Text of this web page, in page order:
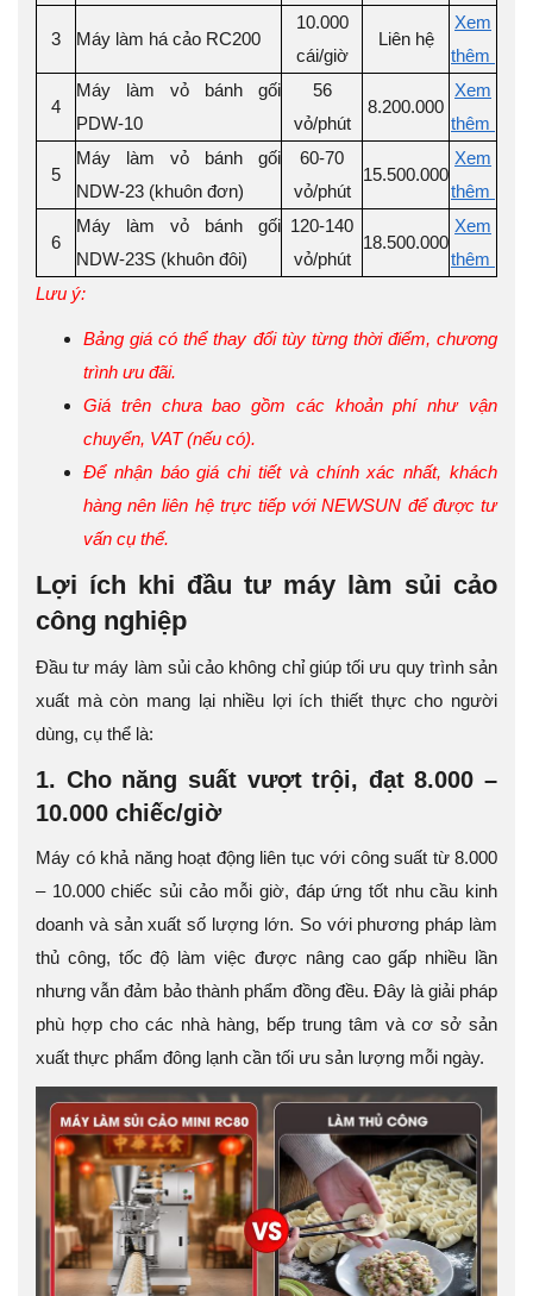
3 Máy làm há cảo RC200
10.000
cái/giờ
Liên hệ
Xem
thêm
4
Máy làm vỏ bánh gối
PDW-10
56
vỏ/phút
8.200.000
Xem
thêm
5
Máy làm vỏ bánh gối
NDW-23 (khuôn đơn)
60-70
vỏ/phút
15.500.000
Xem
thêm
6
Máy làm vỏ bánh gối
NDW-23S (khuôn đôi)
120-140
vỏ/phút
18.500.000
Xem
thêm
Lưu ý:
Bảng giá có thể thay đổi tùy từng thời điểm, chương
trình ưu đãi.
Giá trên chưa bao gồm các khoản phí như vận
chuyển, VAT (nếu có).
Để nhận báo giá chi tiết và chính xác nhất, khách
hàng nên liên hệ trực tiếp với NEWSUN để được tư
vấn cụ thể.
Lợi ích khi đầu tư máy làm sủi cảo
công nghiệp
Đầu tư máy làm sủi cảo không chỉ giúp tối ưu quy trình sản
xuất mà còn mang lại nhiều lợi ích thiết thực cho người
dùng, cụ thể là:
1. Cho năng suất vượt trội, đạt 8.000 –
10.000 chiếc/giờ
Máy có khả năng hoạt động liên tục với công suất từ 8.000
– 10.000 chiếc sủi cảo mỗi giờ, đáp ứng tốt nhu cầu kinh
doanh và sản xuất số lượng lớn. So với phương pháp làm
thủ công, tốc độ làm việc được nâng cao gấp nhiều lần
nhưng vẫn đảm bảo thành phẩm đồng đều. Đây là giải pháp
phù hợp cho các nhà hàng, bếp trung tâm và cơ sở sản
xuất thực phẩm đông lạnh cần tối ưu sản lượng mỗi ngày.